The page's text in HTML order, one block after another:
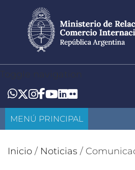
contenido
principal
Toggle navigation
Whatsapp
Twitter
Instagram
Facebook
YouTube
LinkedIn
Flickr
MENÚ PRINCIPAL
Inicio / Noticias /